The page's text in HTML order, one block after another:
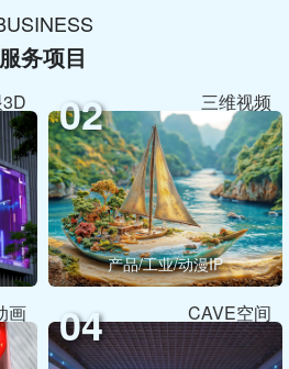
服务项目
02 三维视频
产品/工业/动漫IP
画 04 CAVE空间